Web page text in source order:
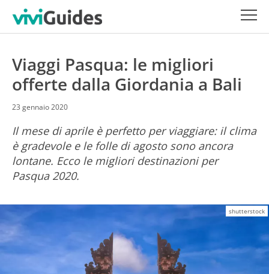
Viaggi Pasqua: le migliori
offerte dalla Giordania a Bali
23 gennaio 2020
Il mese di aprile è perfetto per viaggiare: il clima
è gradevole e le folle di agosto sono ancora
lontane. Ecco le migliori destinazioni per
Pasqua 2020.
shutterstock